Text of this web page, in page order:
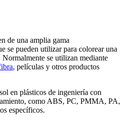
de una amplia gama
se pueden utilizar para colorear una
se utilizan mediante
, películas y otros productos
en plásticos de ingeniería con
como ABS, PC, PMMA, PA,
específicos.